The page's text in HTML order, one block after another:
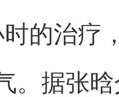
的治疗
。据张